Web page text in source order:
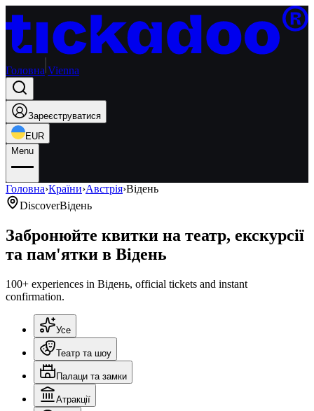
Головна Vienna
Зареєструватися
EUR
Menu
Головна›Країни›Австрія›Відень
DiscoverВідень
Забронюйте квитки на театр, екскурсії
та пам'ятки в Відень
100+ experiences in Відень, official tickets and instant
confirmation.
Усе
Театр та шоу
Палаци та замки
Атракції